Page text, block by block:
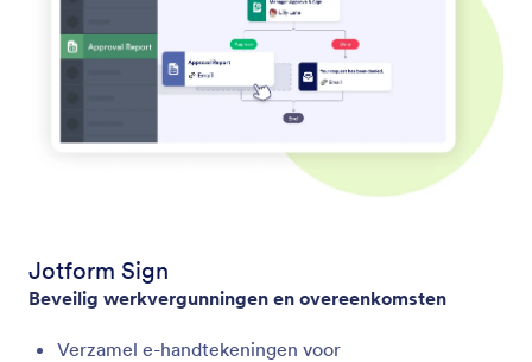
Jotform Sign
Beveilig werkvergunningen en overeenkomsten
Verzamel e-handtekeningen voor